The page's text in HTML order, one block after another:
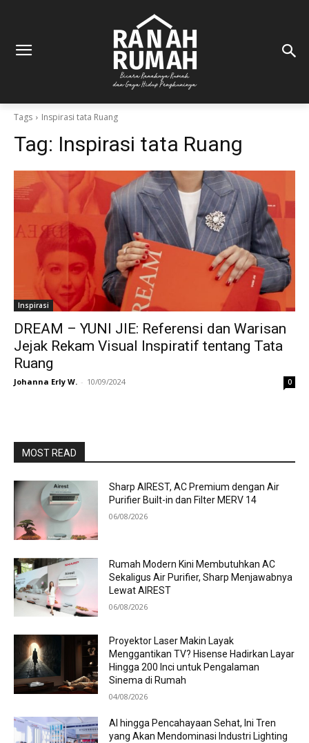
Tags Inspirasi tata Ruang
Tag: Inspirasi tata Ruang
Inspirasi
DREAM – YUNI JIE: Referensi dan Warisan
Jejak Rekam Visual Inspiratif tentang Tata
Ruang
Johanna Erly W. - 10/09/2024 0
MOST READ
Sharp AIREST, AC Premium dengan Air
Purifier Built-in dan Filter MERV 14
06/08/2026
Rumah Modern Kini Membutuhkan AC
Sekaligus Air Purifier, Sharp Menjawabnya
Lewat AIREST
06/08/2026
Proyektor Laser Makin Layak
Menggantikan TV? Hisense Hadirkan Layar
Hingga 200 Inci untuk Pengalaman
Sinema di Rumah
04/08/2026
AI hingga Pencahayaan Sehat, Ini Tren
yang Akan Mendominasi Industri Lighting